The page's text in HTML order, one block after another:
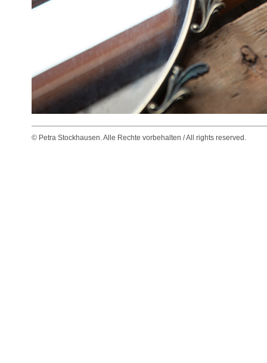
© Petra Stockhausen. Alle Rechte vorbehalten / All rights reserved.